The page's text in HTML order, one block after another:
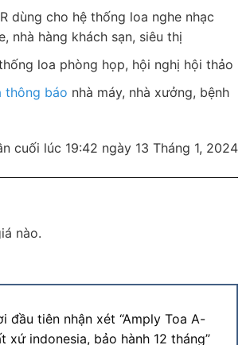
dùng cho hệ thống loa nghe nhạc
nhà hàng khách sạn, siêu thị
loa phòng họp, hội nghị hội thảo
thông báo nhà máy, nhà xưởng, bệnh
cuối lúc 19:42 ngày 13 Tháng 1, 2024
nào.
đầu tiên nhận xét “Amply Toa A-
xứ indonesia, bảo hành 12 tháng”